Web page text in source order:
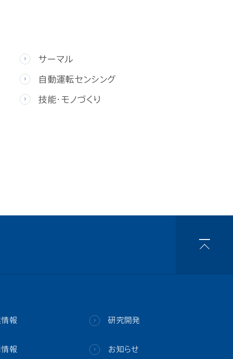
サーマル
自動運転センシング
技能・モノづくり
報 研究開発
報 お知らせ